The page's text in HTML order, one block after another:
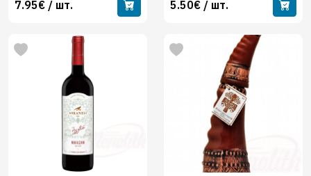
7.95€ / шт. 5.50€ / шт.